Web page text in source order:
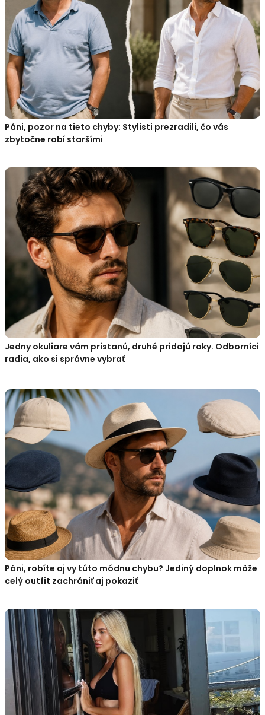
Páni, pozor na tieto chyby: Stylisti prezradili, čo vás
zbytočne robí staršími
Jedny okuliare vám pristanú, druhé pridajú roky. Odborníci
radia, ako si správne vybrať
Páni, robíte aj vy túto módnu chybu? Jediný doplnok môže
celý outfit zachrániť aj pokaziť